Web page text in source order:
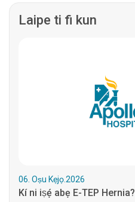
Laipe ti fi kun
06. Oṣu Kẹjọ.2026
Kí ni iṣẹ́ abẹ E-TEP Hernia?